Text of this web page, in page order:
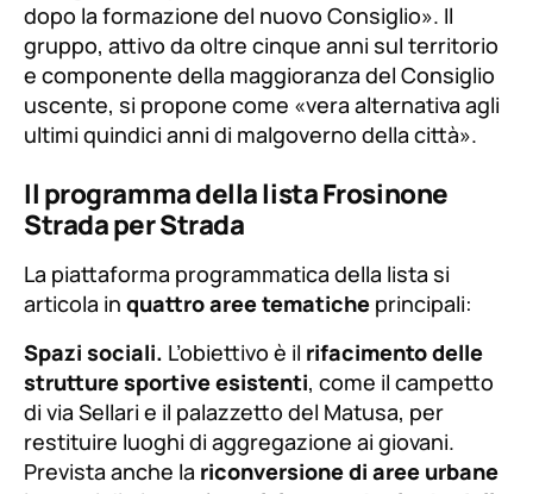
«un momento di confronto e restituzione del
dialogo con le persone, che continuerà anche
gruppo, attivo da oltre cinque anni sul territorio
e componente della maggioranza del Consiglio
uscente, si propone come «vera alternativa agli
ultimi quindici anni di malgoverno della città».
Il programma della lista Frosinone
Strada per Strada